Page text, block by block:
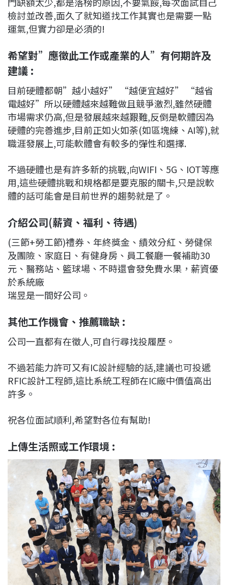
檢討並改善,面久了就知道找工作其實也是需要一點
運氣,但實力卻是必須的!
希望對”應徵此工作或產業的人”有何期許及
建議 :
目前硬體都朝”越小越好” “越便宜越好” “越省
電越好”所以硬體越來越難做且競爭激烈,雖然硬體
市場需求仍高,但是發展越來越艱難,反倒是軟體因為
硬體的完善進步,目前正如火如荼(如區塊練、AI等),就
職涯發展上,可能軟體會有較多的彈性和選擇.
不過硬體也是有許多新的挑戰,向WIFI、5G、IOT等應
用,這些硬體挑戰和規格都是要克服的關卡,只是說軟
體的話可能會是目前世界的趨勢就是了。
介紹公司(薪資、福利、待遇)
(三節+勞工節)禮券、年終獎金、績效分紅、勞健保
及團險、家庭日、有健身房、員工餐廳一餐補助30
元、醫務站、籃球場、不時還會發免費水果，薪資優
於系統廠
瑞昱是一間好公司。
其他工作機會、推薦職缺 :
公司一直都有在徵人,可自行尋找投履歷。
不過若能力許可又有IC設計經驗的話,建議也可投遞
RFIC設計工程師,這比系統工程師在IC廠中價值高出
許多。
祝各位面試順利,希望對各位有幫助!
上傳生活照或工作環境 :